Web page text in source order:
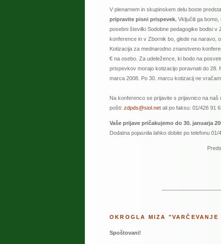
V plenarnem in skupinskem delu boste
pripravite pisni prispevek. Vključili ga
posebni številki Sodobne pedagogike bodisi
konference in v Zbornik bo, glede na naravo,
Kotizacija za mednarodno znanstveno
€ na osebo. Za udeležence, ki bodo na
prispevkov morajo kotizacijo poravnati do 28.
marca 2008. Po 30. marcu kotizacij ne
Na konferenco se prijavite s prijavnico na
pošti: zdpds@siol.net ali po faksu: 01/426 91
Vaše prijave pričakujemo do 30. januarja
Dodatna pojasnila lahko dobite po telefonu
OKROGLA MIZA
Spoštovani!